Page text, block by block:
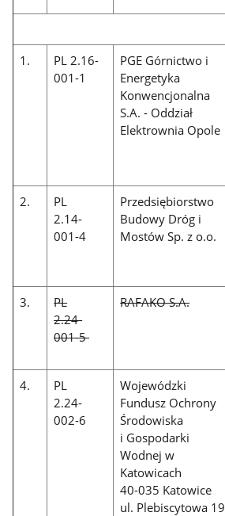
1.
PL 2.16-
001-1
PGE Górnictwo i
Energetyka
Konwencjonalna
S.A. - Oddział
Elektrownia Opole
2.
PL
2.14-
001-4
Przedsiębiorstwo
Budowy Dróg i
Mostów Sp. z o.o.
3.
PL
2.24-
001-5
RAFAKO S.A.
4.
PL
2.24-
002-6
Wojewódzki
Fundusz Ochrony
Środowiska
i Gospodarki
Wodnej w
Katowicach
40-035 Katowice
ul. Plebiscytowa 19